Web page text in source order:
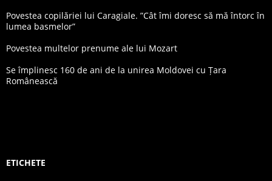
Povestea copilăriei lui Caragiale. ”Cât îmi doresc să mă întorc în
lumea basmelor”
Povestea multelor prenume ale lui Mozart
Se împlinesc 160 de ani de la unirea Moldovei cu Țara
Românească
ETICHETE